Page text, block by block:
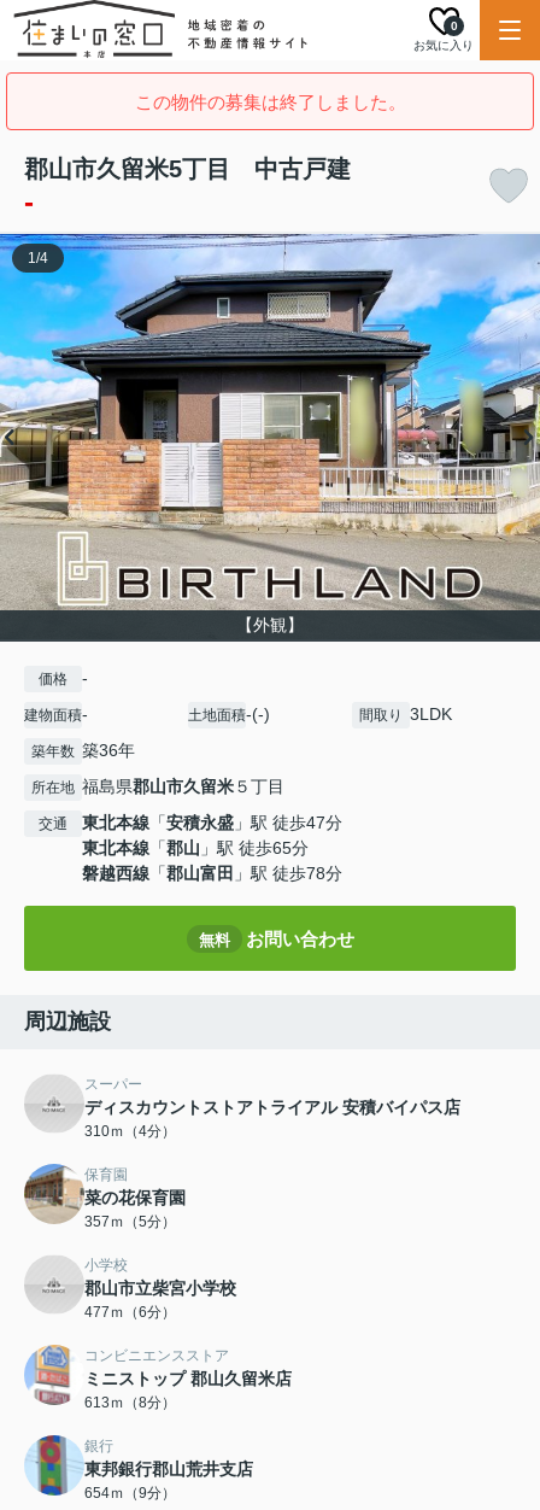
お気に入り
0
この物件の募集は終了しました。
郡山市久留米5丁目 中古戸建
-
【外観】
1/4
価格 -
建物面積- 土地面積-(-) 間取り 3LDK
築年数 築36年
所在地 福島県郡山市久留米５丁目
交通 東北本線 「安積永盛 」駅 徒歩47分
東北本線 「郡山 」駅 徒歩65分
磐越西線 「郡山富田 」駅 徒歩78分
無料 お問い合わせ
周辺施設
スーパー
ディスカウントストアトライアル 安積バイパス店
310ｍ（4分）
保育園
菜の花保育園
357ｍ（5分）
小学校
郡山市立柴宮小学校
477ｍ（6分）
コンビニエンスストア
ミニストップ 郡山久留米店
613ｍ（8分）
銀行
東邦銀行郡山荒井支店
654ｍ（9分）